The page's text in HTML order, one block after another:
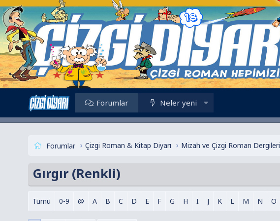
Forumlar Neler yeni
Forumlar Çizgi Roman & Kitap Diyarı Mizah ve Çizgi Roman Dergileri
Gırgır (Renkli)
Tümü 0-9 @ A B C D E F G H I J K L M N O